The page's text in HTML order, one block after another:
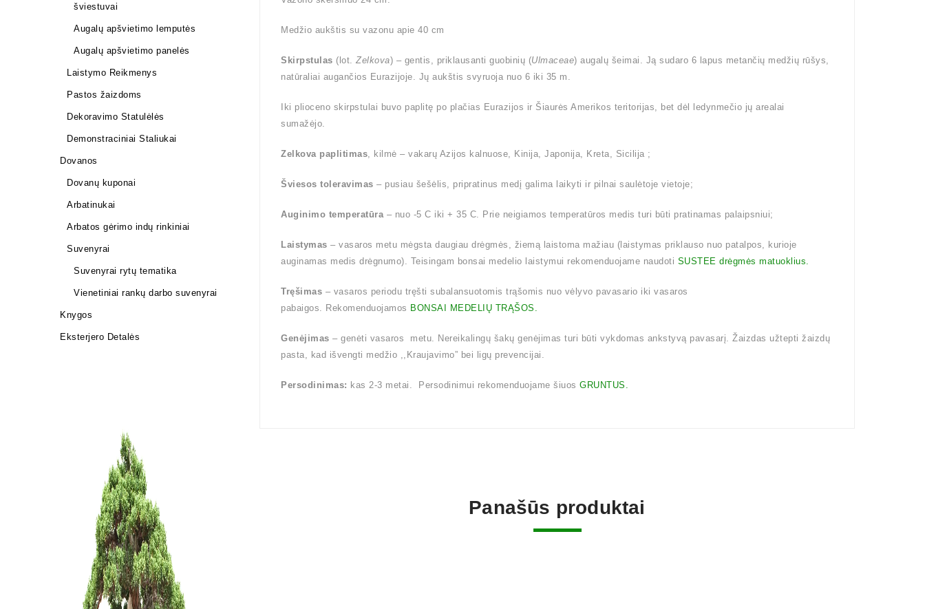
Medžio aukštis su vazonu apie 40 cm
Skirpstulas (lot. Zelkova) – gentis, priklausanti guobinių (Ulmaceae) augalų šeimai. Ją sudaro 6 lapus metančių medžių rūšys,
natūraliai augančios Eurazijoje. Jų aukštis svyruoja nuo 6 iki 35 m.
Iki plioceno skirpstulai buvo paplitę po plačias Eurazijos ir Šiaurės Amerikos teritorijas, bet dėl ledynmečio jų arealai
sumažėjo.
Zelkova paplitimas, kilmė – vakarų Azijos kalnuose, Kinija, Japonija, Kreta, Sicilija ;
Šviesos toleravimas – pusiau šešėlis, pripratinus medį galima laikyti ir pilnai saulėtoje vietoje;
Auginimo temperatūra– nuo -5 C iki + 35 C. Prie neigiamos temperatūros medis turi būti pratinamas palaipsniui;
Laistymas – vasaros metu mėgsta daugiau drėgmės, žiemą laistoma mažiau (laistymas priklauso nuo patalpos, kurioje
auginamas medis drėgnumo). Teisingam bonsai medelio laistymui rekomenduojame naudoti SUSTEE drėgmės matuoklius.
Tręšimas – vasaros periodu tręšti subalansuotomis trąšomis nuo vėlyvo pavasario iki vasaros
pabaigos. Rekomenduojamos BONSAI MEDELIŲ TRĄŠOS.
Genėjimas – genėti vasaros metu. Nereikalingų šakų genėjimas turi būti vykdomas ankstyvą pavasarį. Žaizdas užtepti žaizdų
pasta, kad išvengti medžio ,,Kraujavimo” bei ligų prevencijai.
Persodinimas: kas 2-3 metai. Persodinimui rekomenduojame šiuos GRUNTUS.
Panašūs produktai
šviestuvai
Augalų apšvietimo lemputės
Augalų apšvietimo panelės
Laistymo Reikmenys
Pastos žaizdoms
Dekoravimo Statulėlės
Demonstraciniai Staliukai
Dovanos
Dovanų kuponai
Arbatinukai
Arbatos gėrimo indų rinkiniai
Suvenyrai
Suvenyrai rytų tematika
Vienetiniai rankų darbo suvenyrai
Knygos
Eksterjero Detalės